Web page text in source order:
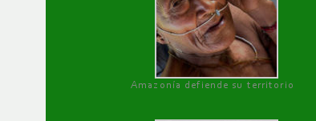
Amazonía defiende su territorio